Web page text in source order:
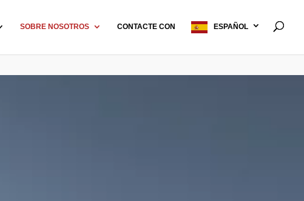
SOBRE NOSOTROS CONTACTE CON ESPAÑOL